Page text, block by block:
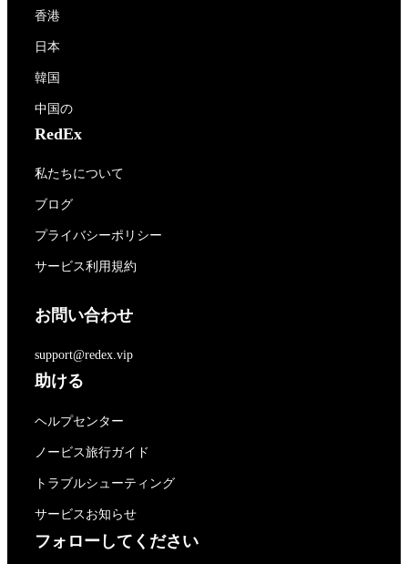
香港
日本
韓国
中国の
RedEx
私たちについて
ブログ
プライバシーポリシー
サービス利用規約
お問い合わせ
support@redex.vip
助ける
ヘルプセンター
ノービス旅行ガイド
トラブルシューティング
サービスお知らせ
フォローしてください